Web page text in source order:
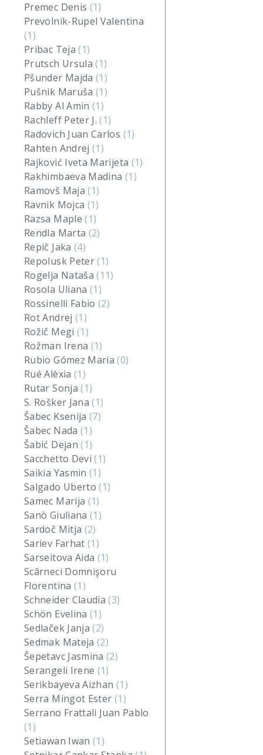
Premec Denis (1)
Prevolnik-Rupel Valentina
(1)
Pribac Teja(1)
Prutsch Ursula(1)
Pšunder Majda(1)
Pušnik Maruša(1)
Rabby Al Amin(1)
Rachleff Peter J.(1)
Radovich Juan Carlos (1)
Rahten Andrej(1)
Rajković Iveta Marijeta (1)
Rakhimbaeva Madina (1)
Ramovš Maja(1)
Ravnik Mojca (1)
Razsa Maple(1)
Rendla Marta (2)
Repič Jaka (4)
Repolusk Peter(1)
Rogelja Nataša(11)
Rosola Uliana(1)
Rossinelli Fabio(2)
Rot Andrej (1)
Rožič Megi (1)
Rožman Irena (1)
Rubio Gómez María(0)
Rué Alèxia (1)
Rutar Sonja(1)
S. Rošker Jana(1)
Šabec Ksenija(7)
Šabec Nada (1)
Šabić Dejan(1)
Sacchetto Devi(1)
Saikia Yasmin(1)
Salgado Uberto(1)
Samec Marija (1)
Sanò Giuliana(1)
Sardoč Mitja (2)
Sariev Farhat(1)
Sarseitova Aida (1)
Scârneci Domnişoru
Florentina (1)
Schneider Claudia(3)
Schön Evelina(1)
Sedlaček Janja(2)
Sedmak Mateja(2)
Šepetavc Jasmina(2)
Serangeli Irene (1)
Serikbayeva Aizhan (1)
Serra Mingot Ester (1)
Serrano Frattali Juan Pablo
(1)
Setiawan Iwan(1)